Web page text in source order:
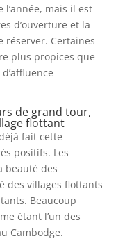
mais il est
d’ouverture et la
réserver. Certaines
plus propices que
de grand tour,
flottant
fait cette
positifs. Les
beauté des
des villages flottants
Beaucoup
étant l’un des
Cambodge.